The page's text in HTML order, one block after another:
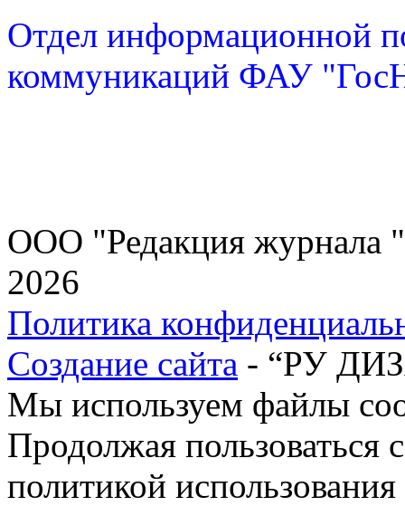
Отдел информационной
коммуникаций ФАУ
ООО "Редакция журнала
2026
Политика
Создание сайта - “РУ
Мы используем файлы
Продолжая пользоваться
политикой